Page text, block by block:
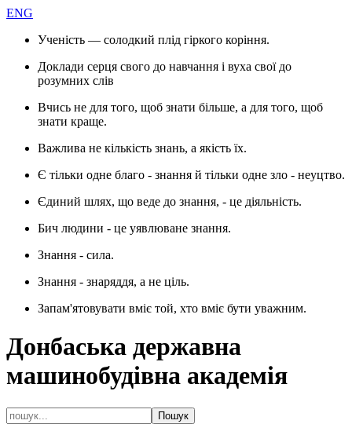
ENG
Ученість — солодкий плід гіркого коріння.
Доклади серця свого до навчання і вуха свої до
розумних слів
Вчись не для того, щоб знати більше, а для того, щоб
знати краще.
Важлива не кількість знань, а якість їх.
Є тільки одне благо - знання й тільки одне зло - неуцтво.
Єдиний шлях, що веде до знання, - це діяльність.
Бич людини - це уявлюване знання.
Знання - сила.
Знання - знаряддя, а не ціль.
Запам'ятовувати вміє той, хто вміє бути уважним.
Донбаська державна
машинобудівна академія